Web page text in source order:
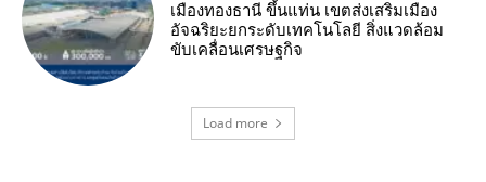
เมืองทองธานี ขึ้นแท่น เขตส่งเสริมเมือง
อัจฉริยะยกระดับเทคโนโลยี สิ่งแวดล้อม
ขับเคลื่อนเศรษฐกิจ
Load more